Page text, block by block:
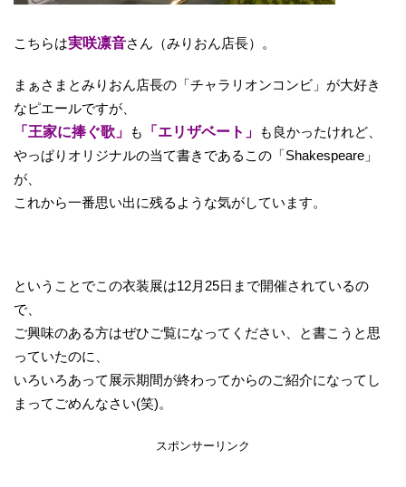
こちらは実咲凛音さん（みりおん店長）。
まぁさまとみりおん店長の「チャラリオンコンビ」が大好き
なピエールですが、
「王家に捧ぐ歌」 も 「エリザベート」 も良かったけれど、
やっぱりオリジナルの当て書きであるこの「Shakespeare」
が、
これから一番思い出に残るような気がしています。
ということでこの衣装展は12月25日まで開催されているの
で、
ご興味のある方はぜひご覧になってください、と書こうと思
っていたのに、
いろいろあって展示期間が終わってからのご紹介になってし
まってごめんなさい(笑)。
スポンサーリンク